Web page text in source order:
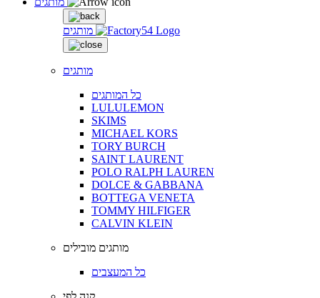
מותגים
מותגים
כל המותגים
LULULEMON
SKIMS
MICHAEL KORS
TORY BURCH
SAINT LAURENT
POLO RALPH LAUREN
DOLCE & GABBANA
BOTTEGA VENETA
TOMMY HILFIGER
CALVIN KLEIN
מותגים מובילים
כל המעצבים